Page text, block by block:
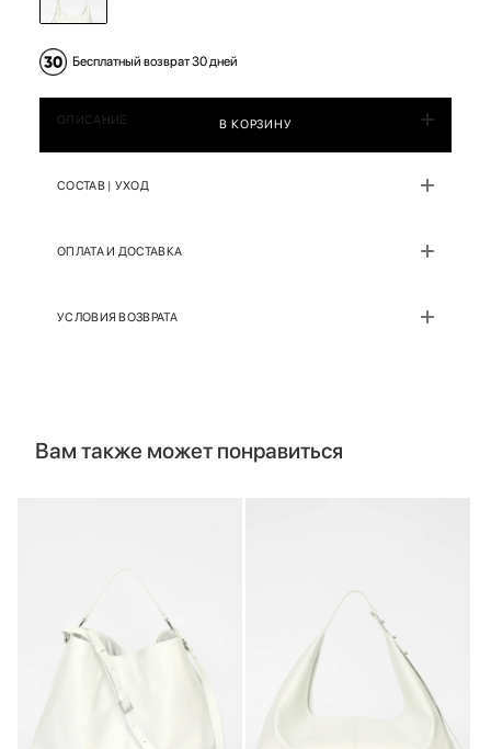
Бесплатный возврат 30 дней
В КОРЗИНУ
ОПИСАНИЕ
СОСТАВ | УХОД
ОПЛАТА И ДОСТАВКА
УСЛОВИЯ ВОЗВРАТА
Вам также может понравиться